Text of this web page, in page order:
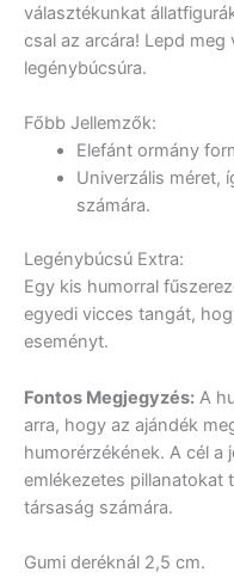
választékunkat
csal az arcára! Lepd
legénybúcsúra.
Főbb Jellemzők:
Elefánt ormány
Univerzális méret,
számára.
Legénybúcsú Extra:
Egy kis humorral
egyedi vicces tangát,
eseményt.
Fontos Megjegyzés: A
arra, hogy az ajándék
humorérzékének. A cél a
emlékezetes pillanatokat
társaság számára.
Gumi deréknál 2,5 cm.